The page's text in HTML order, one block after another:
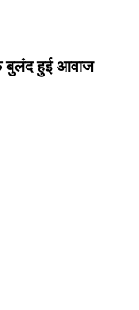
हुई आवाज